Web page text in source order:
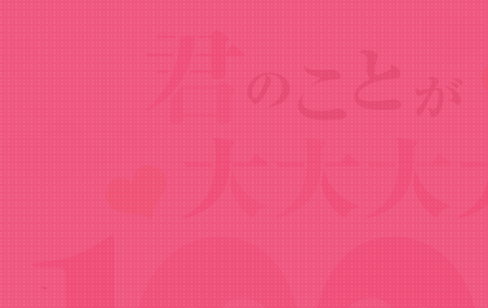
Goods
Chibiぬいぐるみ